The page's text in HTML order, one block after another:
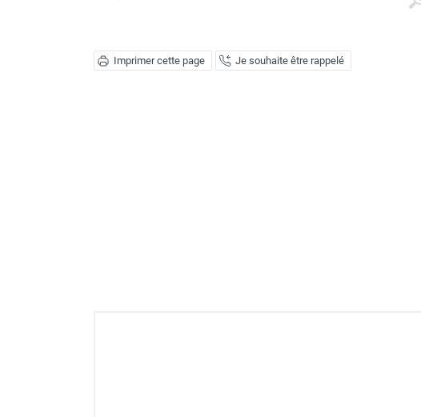
GROUPES ÉLECTROGÈNE, DE
Imprimer cette page Je souhaite être rappelé